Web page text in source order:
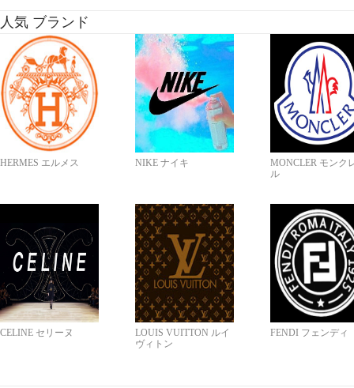
人気 ブランド
HERMES エルメス NIKE ナイキ
MONCLER モンク
ル
CELINE セリーヌ
LOUIS VUITTON ルイ
ヴィトン
FENDI フェンディ